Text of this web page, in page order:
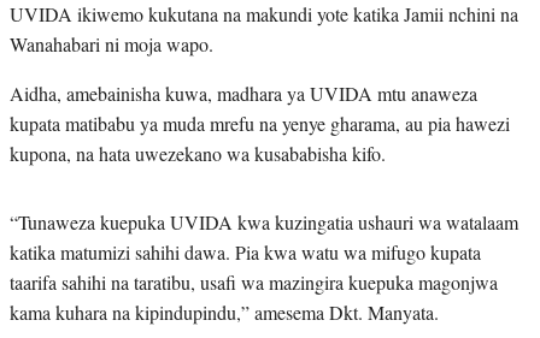
UVIDA ikiwemo kukutana na makundi yote katika Jamii nchini na
Wanahabari ni moja wapo.
Aidha, amebainisha kuwa, madhara ya UVIDA mtu anaweza
kupata matibabu ya muda mrefu na yenye gharama, au pia hawezi
kupona, na hata uwezekano wa kusababisha kifo.
“Tunaweza kuepuka UVIDA kwa kuzingatia ushauri wa watalaam
katika matumizi sahihi dawa. Pia kwa watu wa mifugo kupata
taarifa sahihi na taratibu, usafi wa mazingira kuepuka magonjwa
kama kuhara na kipindupindu,” amesema Dkt. Manyata.